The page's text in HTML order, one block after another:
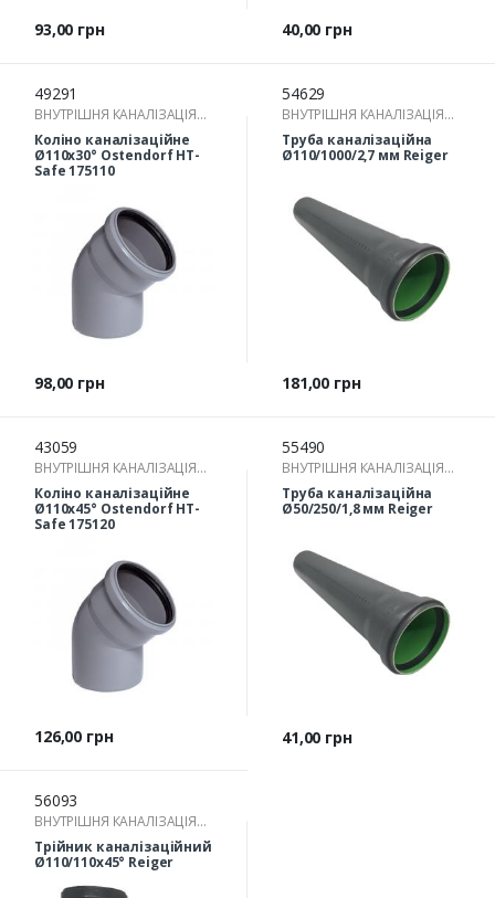
Ціна
93,00 грн Ціна
40,00 грн
49291
ВНУТРІШНЯ КАНАЛІЗАЦІЯ
(ТРУБА КАНАЛІЗАЦІЙНА ТА
ФІТИНГИ ДЛЯ
ВНУТРІШНЬОЇ КАНАЛІЗАЦІЇ)
Коліно каналізаційне
Ø110х30° Ostendorf HT-
Safe 175110
Ціна
98,00 грн
54629
ВНУТРІШНЯ КАНАЛІЗАЦІЯ
(ТРУБА КАНАЛІЗАЦІЙНА ТА
ФІТИНГИ ДЛЯ
Труба каналізаційна
Ø110/1000/2,7 мм Reiger
Ціна
181,00 грн
43059
ВНУТРІШНЯ КАНАЛІЗАЦІЯ
(ТРУБА КАНАЛІЗАЦІЙНА ТА
ФІТИНГИ ДЛЯ
ВНУТРІШНЬОЇ КАНАЛІЗАЦІЇ)
Коліно каналізаційне
Ø110х45° Ostendorf HT-
Safe 175120
Ціна
126,00 грн
55490
ВНУТРІШНЯ КАНАЛІЗАЦІЯ
(ТРУБА КАНАЛІЗАЦІЙНА ТА
ФІТИНГИ ДЛЯ
Труба каналізаційна
Ø50/250/1,8 мм Reiger
Ціна
41,00 грн
56093
ВНУТРІШНЯ КАНАЛІЗАЦІЯ
(ТРУБА КАНАЛІЗАЦІЙНА ТА
ФІТИНГИ ДЛЯ
Трійник каналізаційний
Ø110/110х45° Reiger